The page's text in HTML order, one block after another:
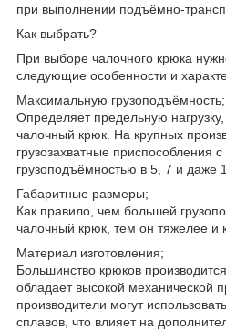
при выполнении подъёмно-
Как выбрать?
При выборе чалочного крюка
следующие особенности и
Максимальную грузоподъёмность;
Определяет предельную
чалочный крюк. На крупных
грузозахватные приспособления
грузоподъёмностью в 5, 7 и даже
Габаритные размеры;
Как правило, чем большей
чалочный крюк, тем он тяжелее и
Материал изготовления;
Большинство крюков
обладает высокой механической
производители могут
сплавов, что влияет на